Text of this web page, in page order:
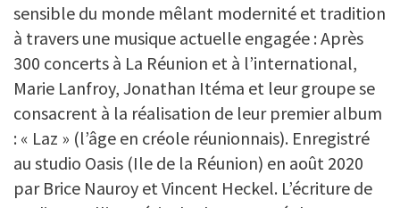
sensible du monde mêlant modernité et tradition
à travers une musique actuelle engagée : Après
300 concerts à La Réunion et à l’international,
Marie Lanfroy, Jonathan Itéma et leur groupe se
consacrent à la réalisation de leur premier album
: « Laz » (l’âge en créole réunionnais). Enregistré
au studio Oasis (Ile de la Réunion) en août 2020
par Brice Nauroy et Vincent Heckel. L’écriture de